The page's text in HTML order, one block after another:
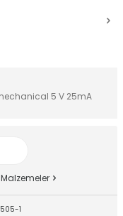
5 V 25mA
1